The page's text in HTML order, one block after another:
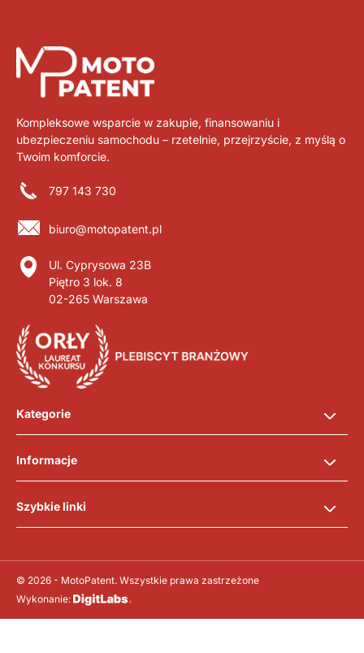
Kompleksowe wsparcie w zakupie, finansowaniu i
ubezpieczeniu samochodu – rzetelnie, przejrzyście, z myślą o
Twoim komforcie.
797 143 730
biuro@motopatent.pl
Ul. Cyprysowa 23B
Piętro 3 lok. 8
02-265 Warszawa
Kategorie
Informacje
Szybkie linki
© 2026 - MotoPatent. Wszystkie prawa zastrzeżone
Wykonanie: